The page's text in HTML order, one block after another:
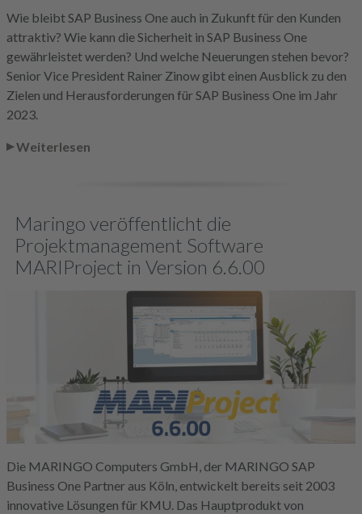
Wie bleibt SAP Business One auch in Zukunft für den Kunden
attraktiv? Wie kann die Sicherheit in SAP Business One
gewährleistet werden? Und welche Neuerungen stehen bevor?
Senior Vice President Rainer Zinow gibt einen Ausblick zu den
Zielen und Herausforderungen für SAP Business One im Jahr
2023.
Weiterlesen
Maringo veröffentlicht die
Projektmanagement Software
MARIProject in Version 6.6.00
Die MARINGO Computers GmbH, der MARINGO SAP
Business One Partner aus Köln, entwickelt bereits seit 2003
innovative Lösungen für KMU. Das Hauptprodukt von